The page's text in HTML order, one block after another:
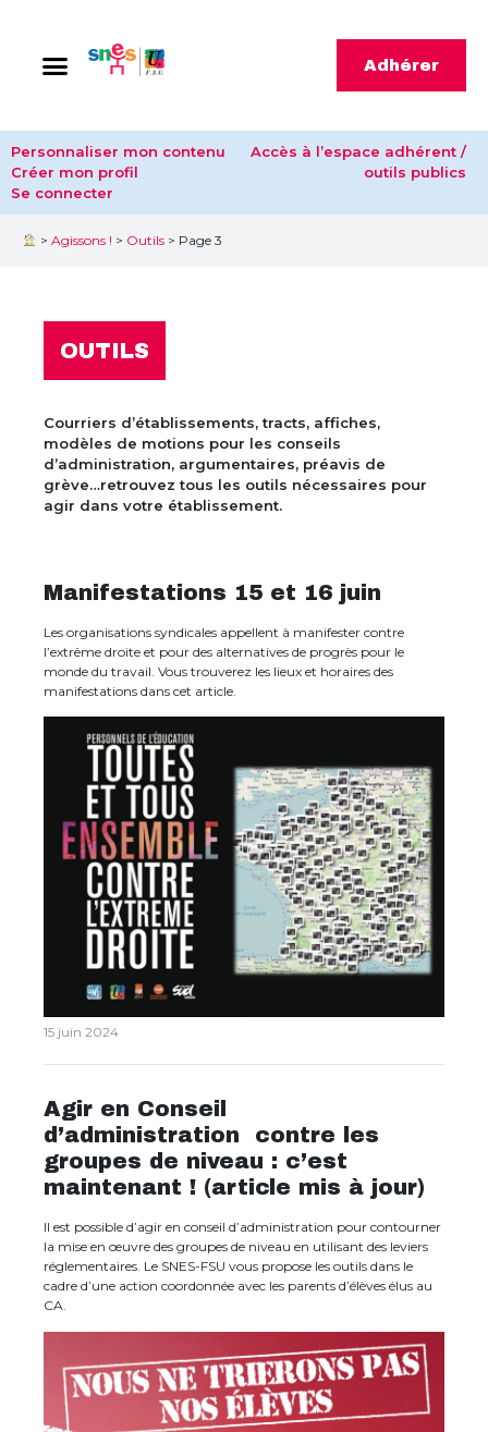
Adhérer
Personnaliser mon contenu
Créer mon profil
Se connecter
Accès à l’espace adhérent /
outils publics
> Agissons ! > Outils> Page 3
OUTILS
Courriers d’établissements, tracts, affiches,
modèles de motions pour les conseils
d’administration, argumentaires, préavis de
grève…retrouvez tous les outils nécessaires pour
agir dans votre établissement.
Manifestations 15 et 16 juin
Les organisations syndicales appellent à manifester contre
l’extrême droite et pour des alternatives de progrès pour le
monde du travail. Vous trouverez les lieux et horaires des
manifestations dans cet article.
15 juin 2024
Agir en Conseil
d’administration contre les
groupes de niveau : c’est
maintenant ! (article mis à jour)
Il est possible d’agir en conseil d’administration pour contourner
la mise en œuvre des groupes de niveau en utilisant des leviers
réglementaires. Le SNES-FSU vous propose les outils dans le
cadre d’une action coordonnée avec les parents d’élèves élus au
CA.